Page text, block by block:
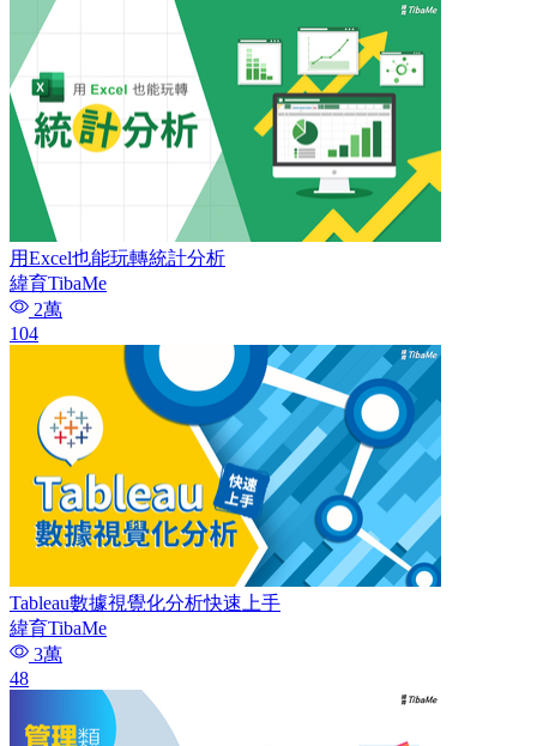
用Excel也能玩轉統計分析
緯育TibaMe
2萬
104
Tableau數據視覺化分析快速上手
緯育TibaMe
3萬
48